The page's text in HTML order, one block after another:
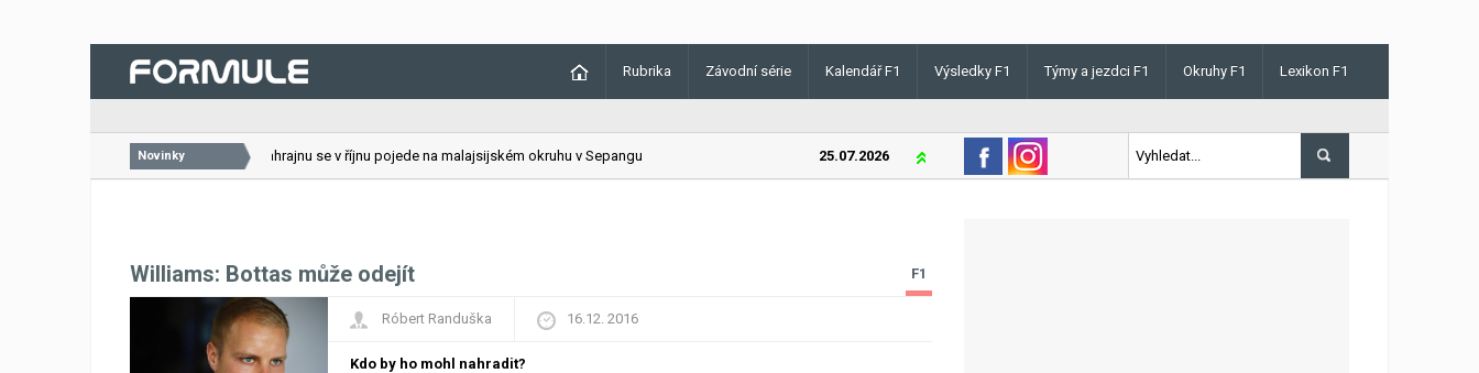
Rubrika Závodní série Kalendář F1 Výsledky F1 Týmy a jezdci F1 Okruhy F1 Lexikon F1
Novinky
26.07.2026 VC Bahrajnu se v říjnu pojede na malajsijském okruhu v Sepangu 25.07.2026 Lando Norris v Maďarsku letos poprvé vyhrál kvalifikaci
Williams: Bottas může odejít F1
Róbert Randuška 16.12. 2016
Kdo by ho mohl nahradit?